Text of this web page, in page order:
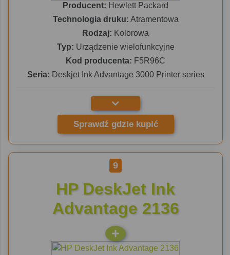
Producent: Hewlett Packard
Technologia druku: Atramentowa
Rodzaj: Kolorowa
Typ: Urządzenie wielofunkcyjne
Kod producenta: F5R96C
Seria: Deskjet Ink Advantage 3000 Printer series
Sprawdź gdzie kupić
9
HP DeskJet Ink
Advantage 2136